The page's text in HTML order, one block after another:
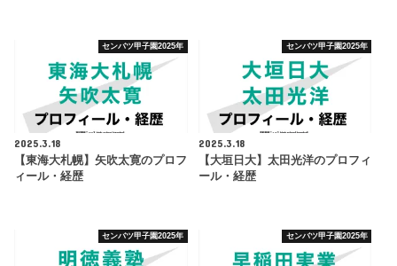
センバツ甲子園2025年
2025.3.18
【東海大札幌】矢吹太寛のプロフ
ィール・経歴
センバツ甲子園2025年
2025.3.18
【大垣日大】太田光洋のプロフィ
ール・経歴
センバツ甲子園2025年 センバツ甲子園2025年